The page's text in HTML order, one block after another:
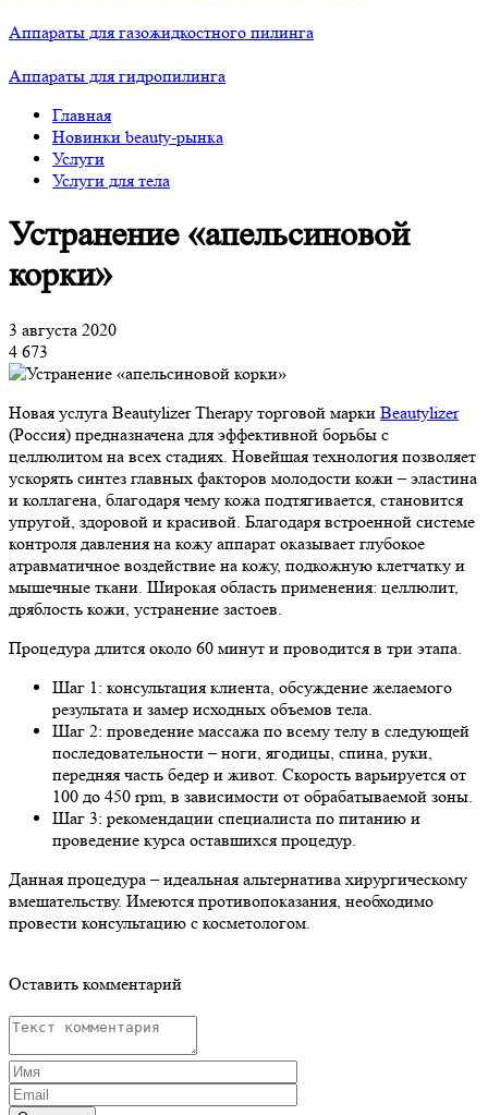
Аппараты для газожидкостного пилинга
Аппараты для гидропилинга
Главная
Новинки beauty-рынка
Услуги
Услуги для тела
Устранение «апельсиновой
корки»
3 августа 2020
4 673
Новая услуга Beautylizer Therapy торговой марки Beautylizer
(Россия) предназначена для эффективной борьбы с
целлюлитом на всех стадиях. Новейшая технология позволяет
ускорять синтез главных факторов молодости кожи – эластина
и коллагена, благодаря чему кожа подтягивается, становится
упругой, здоровой и красивой. Благодаря встроенной системе
контроля давления на кожу аппарат оказывает глубокое
атравматичное воздействие на кожу, подкожную клетчатку и
мышечные ткани. Широкая область применения: целлюлит,
дряблость кожи, устранение застоев.
Процедура длится около 60 минут и проводится в три этапа.
Шаг 1: консультация клиента, обсуждение желаемого
результата и замер исходных объемов тела.
Шаг 2: проведение массажа по всему телу в следующей
последовательности – ноги, ягодицы, спина, руки,
передняя часть бедер и живот. Скорость варьируется от
100 до 450 rpm, в зависимости от обрабатываемой зоны.
Шаг 3: рекомендации специалиста по питанию и
проведение курса оставшихся процедур.
Данная процедура – идеальная альтернатива хирургическому
вмешательству. Имеются противопоказания, необходимо
провести консультацию с косметологом.
Оставить комментарий